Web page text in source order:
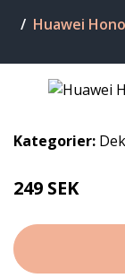
Huawei
Kategorier:
249 SEK